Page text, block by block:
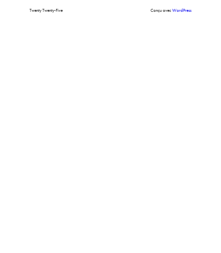
Twenty Twenty-Five Conçu avecWordPress